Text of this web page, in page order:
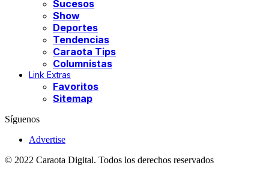
Sucesos
Show
Deportes
Tendencias
Caraota Tips
Columnistas
Link Extras
Favoritos
Sitemap
Síguenos
Advertise
© 2022 Caraota Digital. Todos los derechos reservados